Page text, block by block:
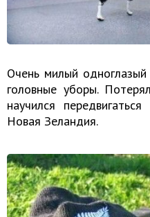
Очень милый
головные уборы.
научился
Новая Зеландия.